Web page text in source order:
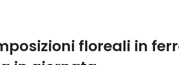
floreali in